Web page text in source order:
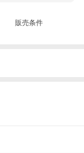
販売条件